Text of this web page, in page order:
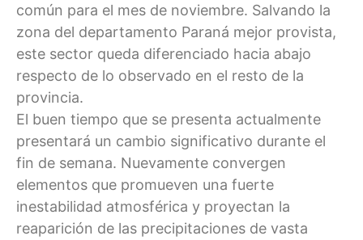
común para el mes de noviembre. Salvando la
zona del departamento Paraná mejor provista,
este sector queda diferenciado hacia abajo
respecto de lo observado en el resto de la
provincia.
El buen tiempo que se presenta actualmente
presentará un cambio significativo durante el
fin de semana. Nuevamente convergen
elementos que promueven una fuerte
inestabilidad atmosférica y proyectan la
reaparición de las precipitaciones de vasta